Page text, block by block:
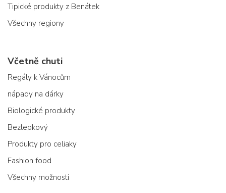
Tipické produkty z Benátek
Všechny regiony
Včetně chuti
Regály k Vánocům
nápady na dárky
Biologické produkty
Bezlepkový
Produkty pro celiaky
Fashion food
Všechny možnosti